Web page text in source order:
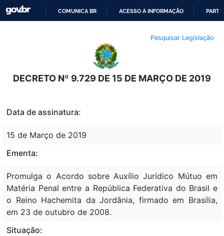
O
CONTEÚDO
COMUNICA BR ACESSO À INFORMAÇÃO
Pesquisar Legislação
DECRETO Nº 9.729 DE 15 DE MARÇO DE 2019
Data de assinatura:
15 de Março de 2019
Ementa:
Promulga o Acordo sobre Auxílio Jurídico Mútuo em
Matéria Penal entre a República Federativa do Brasil e
o Reino Hachemita da Jordânia, firmado em Brasília,
em 23 de outubro de 2008.
Situação: